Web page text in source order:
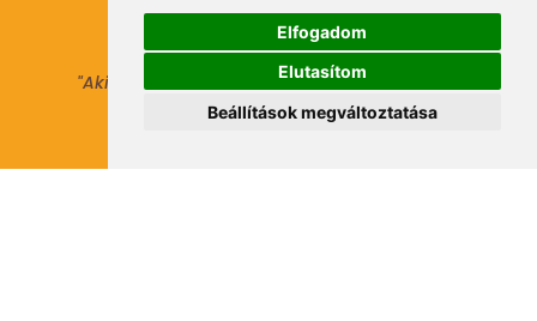
Elfogadom
Elutasítom
Beállítások megváltoztatása
Adatkezelési tájékoztató
"Aki másokat nem tesz gazdaggá, maga sem
válhat azzá."